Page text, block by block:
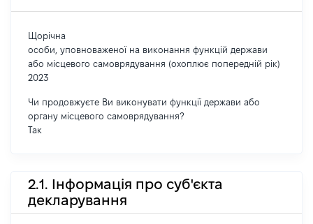
Щорічна
особи, уповноваженої на виконання функцій держави
або місцевого самоврядування (охоплює попередній рік)
2023
Чи продовжуєте Ви виконувати функції держави або
органу місцевого самоврядування?
Так
2.1. Інформація про суб'єкта
декларування